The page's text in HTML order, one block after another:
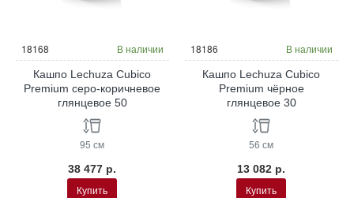
18168 В наличии
Кашпо Lechuza Cubico
Premium серо-коричневое
глянцевое 50
95 см
38 477 р.
Купить
18186 В наличии
Кашпо Lechuza Cubico
Premium чёрное
глянцевое 30
56 см
13 082 р.
Купить